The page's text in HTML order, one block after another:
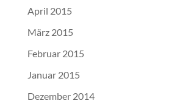
April 2015
März 2015
Februar 2015
Januar 2015
Dezember 2014